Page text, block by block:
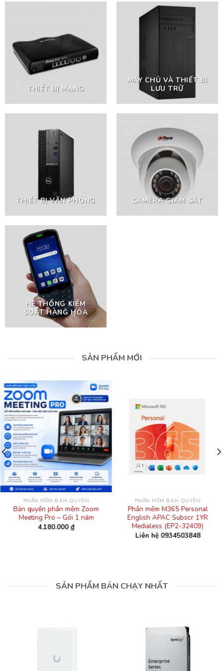
THIẾT BỊ MẠNG
MÁY CHỦ VÀ THIẾT BỊ
LƯU TRỮ
THIẾT BỊ VĂN PHÒNG CAMERA GIÁM SÁT
HỆ THỐNG KIỂM
SOÁT HÀNG HÓA
SẢN PHẨM MỚI
PHẦN MỀM BẢN QUYỀN
Bản quyền phần mềm Zoom
Meeting Pro – Gói 1 năm
4.180.000 ₫
PHẦN MỀM BẢN QUYỀN
Phần mềm M365 Personal
English APAC Subscr 1YR
Medialess (EP2-32409)
Liên hệ 0934503848
SẢN PHẨM BÁN CHẠY NHẤT